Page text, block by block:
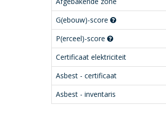
G(ebouw)-score
P(erceel)-score
Certificaat elektriciteit
Asbest - certificaat
Asbest - inventaris